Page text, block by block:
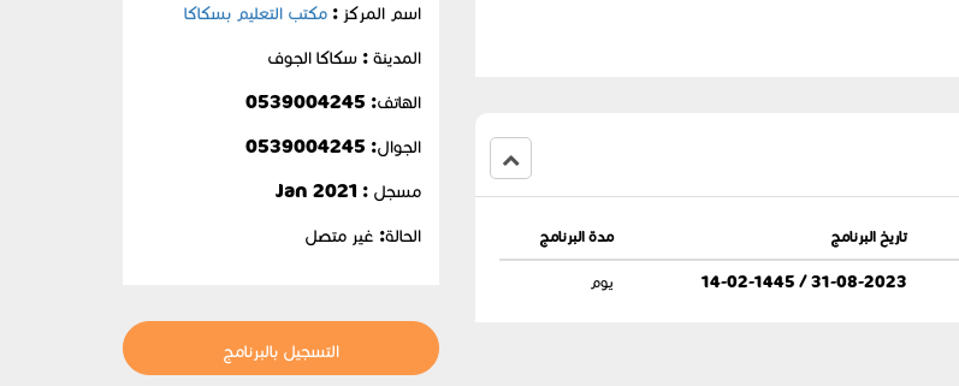
تاريخ البرنامج مدة البرنامج
31-08-2023 / 14-02-1445 يوم
اسم المركز :مكتب التعليم بسكاكا
المدينة : سكاكا الجوف
الهاتف: 0539004245
الجوال:
مسجل : Jan 2021
الحالة: غير متصل
التسجيل بالبرنامج